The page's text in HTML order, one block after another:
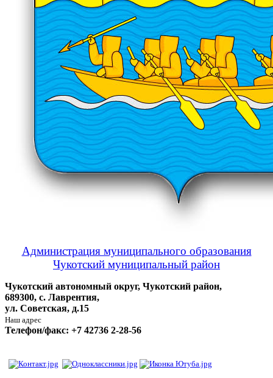
Администрация муниципального образования
Чукотский муниципальный район
Чукотский автономный округ, Чукотский район,
689300, с. Лаврентия,
ул. Советская, д.15
Наш адрес
Телефон/факс: +7 42736 2-28-56